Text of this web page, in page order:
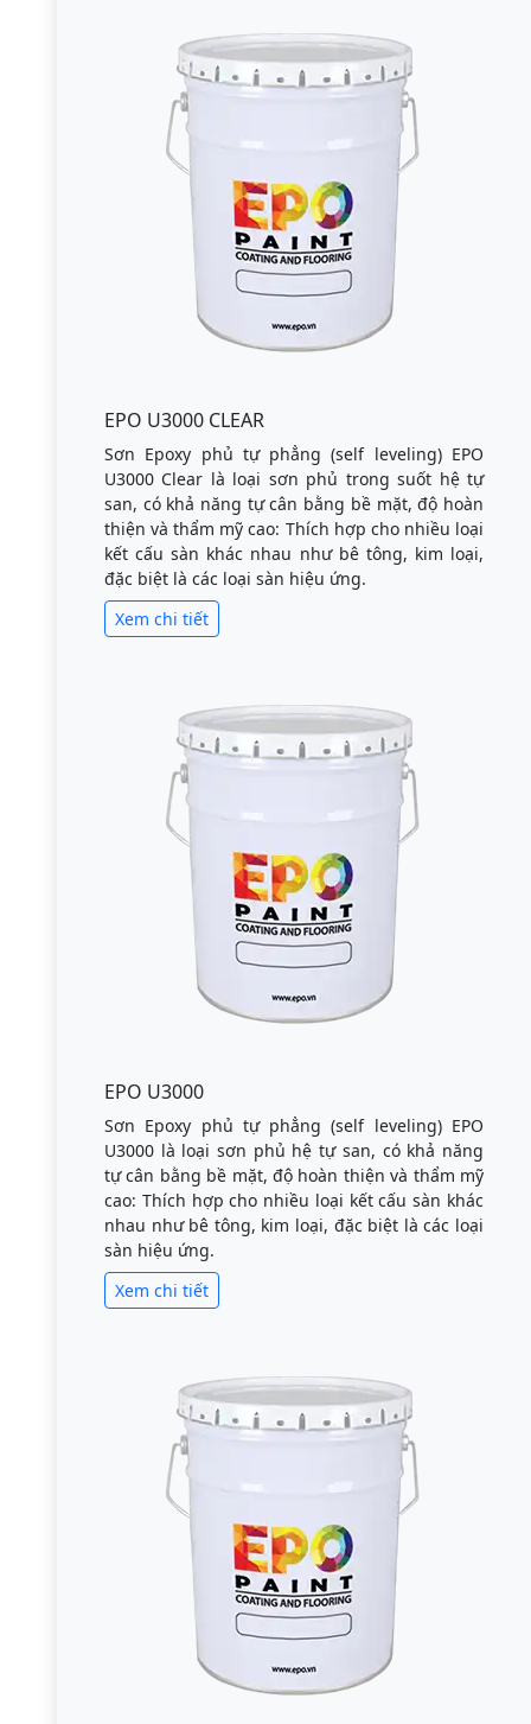
EPO U3000 CLEAR
Sơn Epoxy phủ tự phẳng (self leveling) EPO
U3000 Clear là loại sơn phủ trong suốt hệ tự
san, có khả năng tự cân bằng bề mặt, độ hoàn
thiện và thẩm mỹ cao: Thích hợp cho nhiều loại
kết cấu sàn khác nhau như bê tông, kim loại,
đặc biệt là các loại sàn hiệu ứng.
Xem chi tiết
EPO U3000
Sơn Epoxy phủ tự phẳng (self leveling) EPO
U3000 là loại sơn phủ hệ tự san, có khả năng
tự cân bằng bề mặt, độ hoàn thiện và thẩm mỹ
cao: Thích hợp cho nhiều loại kết cấu sàn khác
nhau như bê tông, kim loại, đặc biệt là các loại
sàn hiệu ứng.
Xem chi tiết